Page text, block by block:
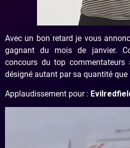
Avec un bon retard je vous
gagnant du mois de janvier.
concours du top
désigné autant par sa quantité que
Applaudissement pour :